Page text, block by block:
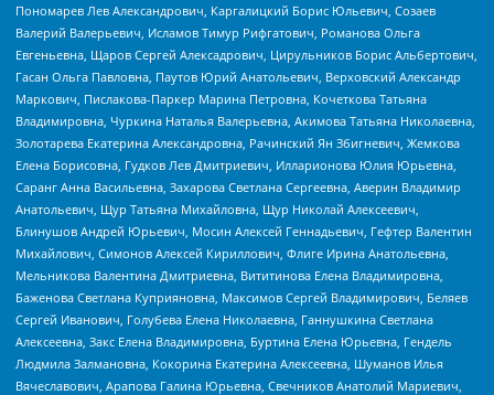
Пономарев Лев Александрович, Каргалицкий Борис Юльевич, Созаев
Валерий Валерьевич, Исламов Тимур Рифгатович, Романова Ольга
Евгеньевна, Щаров Сергей Алексадрович, Цирульников Борис Альбертович,
Гасан Ольга Павловна, Паутов Юрий Анатольевич, Верховский Александр
Маркович, Пислакова-Паркер Марина Петровна, Кочеткова Татьяна
Владимировна, Чуркина Наталья Валерьевна, Акимова Татьяна Николаевна,
Золотарева Екатерина Александровна, Рачинский Ян Збигневич, Жемкова
Елена Борисовна, Гудков Лев Дмитриевич, Илларионова Юлия Юрьевна,
Саранг Анна Васильевна, Захарова Светлана Сергеевна, Аверин Владимир
Анатольевич, Щур Татьяна Михайловна, Щур Николай Алексеевич,
Блинушов Андрей Юрьевич, Мосин Алексей Геннадьевич, Гефтер Валентин
Михайлович, Симонов Алексей Кириллович, Флиге Ирина Анатольевна,
Мельникова Валентина Дмитриевна, Вититинова Елена Владимировна,
Баженова Светлана Куприяновна, Максимов Сергей Владимирович, Беляев
Сергей Иванович, Голубева Елена Николаевна, Ганнушкина Светлана
Алексеевна, Закс Елена Владимировна, Буртина Елена Юрьевна, Гендель
Людмила Залмановна, Кокорина Екатерина Алексеевна, Шуманов Илья
Вячеславович, Арапова Галина Юрьевна, Свечников Анатолий Мариевич,